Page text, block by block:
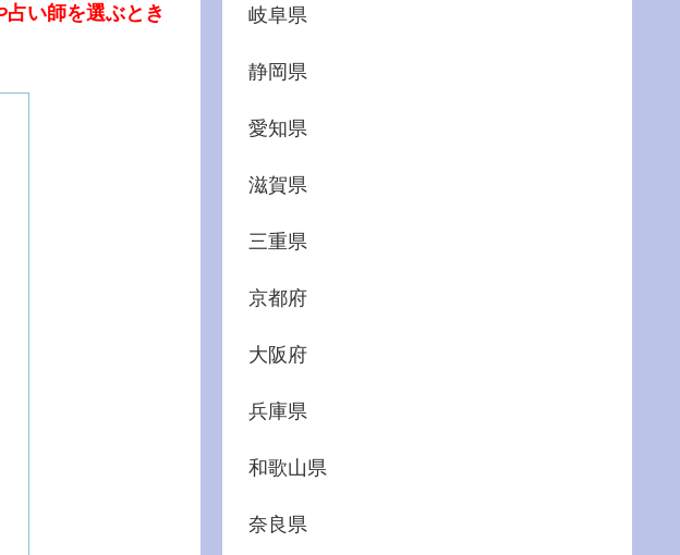
占い師を選ぶとき
岐阜県
静岡県
愛知県
滋賀県
三重県
京都府
大阪府
兵庫県
和歌山県
奈良県